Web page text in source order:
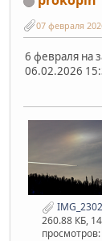
07 февраля
6 февраля на
06.02.2026
260.88 КБ,